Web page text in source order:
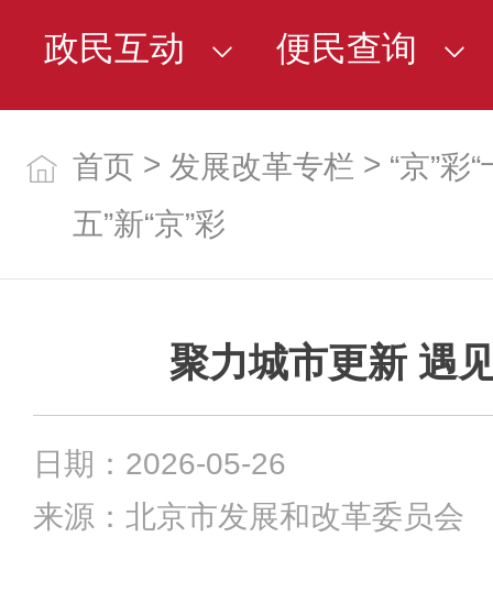
政民互动
便民查询
首页 > 发展改革专栏 > “京”彩
五”新“京”彩
聚力城市更新 遇
日期：2026-05-26
来源：北京市发展和改革委员会